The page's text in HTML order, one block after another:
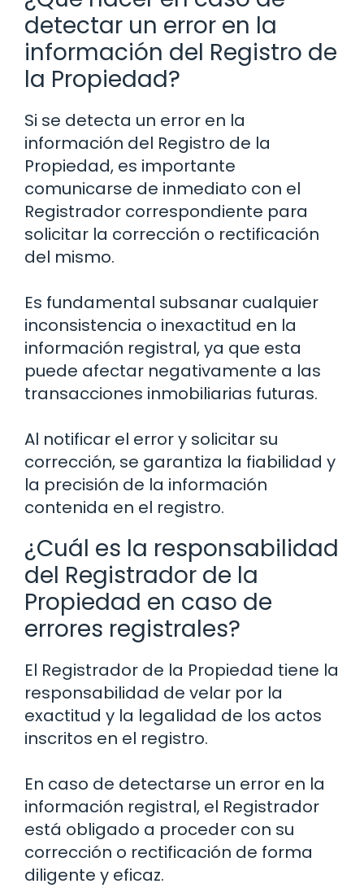
detectar un error en la
información del Registro de
la Propiedad?
Si se detecta un error en la
información del Registro de la
Propiedad, es importante
comunicarse de inmediato con el
Registrador correspondiente para
solicitar la corrección o rectificación
del mismo.
Es fundamental subsanar cualquier
inconsistencia o inexactitud en la
información registral, ya que esta
puede afectar negativamente a las
transacciones inmobiliarias futuras.
Al notificar el error y solicitar su
corrección, se garantiza la fiabilidad y
la precisión de la información
contenida en el registro.
¿Cuál es la responsabilidad
del Registrador de la
Propiedad en caso de
errores registrales?
El Registrador de la Propiedad tiene la
responsabilidad de velar por la
exactitud y la legalidad de los actos
inscritos en el registro.
En caso de detectarse un error en la
información registral, el Registrador
está obligado a proceder con su
corrección o rectificación de forma
diligente y eficaz.